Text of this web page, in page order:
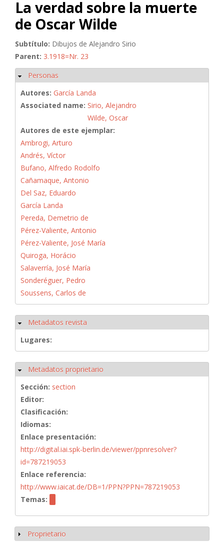
La verdad sobre la muerte
de Oscar Wilde
Subtítulo: Dibujos de Alejandro Sirio
Parent: 3.1918=Nr. 23
Ocultar
Personas
Autores: García Landa
Associated name: Sirio, Alejandro
Wilde, Oscar
Autores de este ejemplar:
Ambrogi, Arturo
Andrés, Víctor
Bufano, Alfredo Rodolfo
Cañamaque, Antonio
Del Saz, Eduardo
García Landa
Pereda, Demetrio de
Pérez-Valiente, Antonio
Pérez-Valiente, José María
Quiroga, Horácio
Salaverría, José María
Sonderéguer, Pedro
Soussens, Carlos de
Ocultar
Metadatos revista
Lugares:
Ocultar
Metadatos proprietario
Sección: section
Editor:
Clasificación:
Idiomas:
Enlace presentación:
http://digital.iai.spk-berlin.de/viewer/ppnresolver?
id=787219053
Enlace referencia:
http://www.iaicat.de/DB=1/PPN?PPN=787219053
Temas:
Mostrar
Proprietario